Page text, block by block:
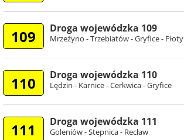
109 Droga wojewódzka 109
Mrzeżyno - Trzebiatów - Gryfice - Płoty
110 Droga wojewódzka 110
Lędzin - Karnice - Cerkwica - Gryfice
111 Droga wojewódzka 111
Goleniów - Stepnica - Recław